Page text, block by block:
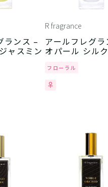
ランス –
ャスミン
R fragrance
アールフレグラ
オパール シルク
フローラル